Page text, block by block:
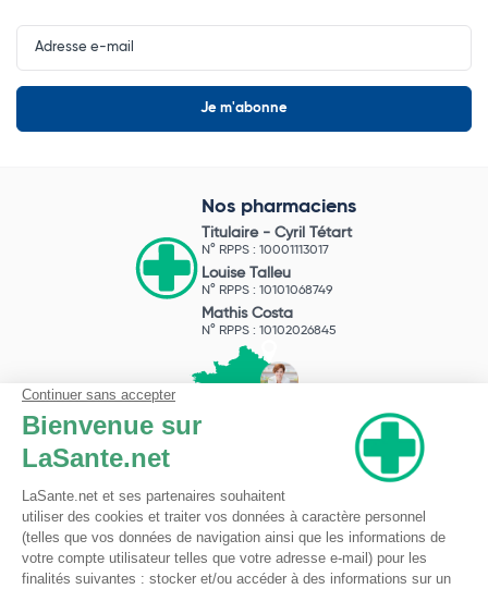
Input
Newsletter
Nos pharmaciens
Titulaire - Cyril Tétart
N° RPPS : 10001113017
Louise Talleu
N° RPPS : 10101068749
Mathis Costa
N° RPPS : 10102026845
Pharmacie du Bizet
Licence ARS : 590009874
Licence Ordinale : 126921
49 boulevard Bizet
59650 Villeneuve d'Ascq
Contactez-nous !